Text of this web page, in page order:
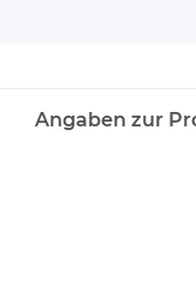
Angaben zur